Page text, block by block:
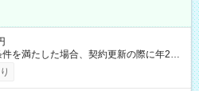
を満たした場合、契約更新の際に年2回
り ※月末締/翌
手当、別途支給 ※深夜割増賃金 (22:00～